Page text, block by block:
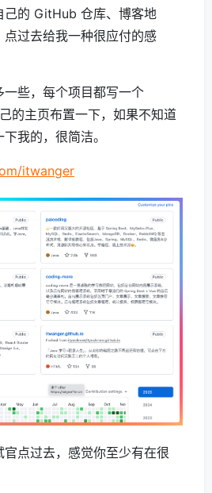
己的 GitHub 仓库、博客地
过去给我一种很应付的感
些，每个项目都写一个
的主页布置一下，如果不知道
我的，很简洁。
itwanger
点过去，感觉你至少有在很